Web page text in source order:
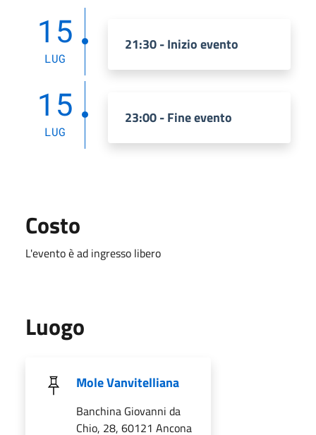
15
LUG
21:30 - Inizio evento
15
LUG
23:00 - Fine evento
Costo
L'evento è ad ingresso libero
Luogo
Mole Vanvitelliana
Banchina Giovanni da
Chio, 28, 60121 Ancona